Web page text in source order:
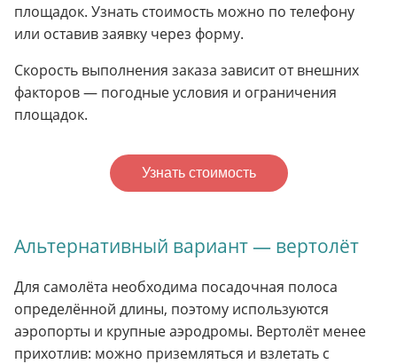
площадок. Узнать стоимость можно по телефону
или оставив заявку через форму.
Скорость выполнения заказа зависит от внешних
факторов — погодные условия и ограничения
площадок.
Узнать стоимость
Альтернативный вариант — вертолёт
Для самолёта необходима посадочная полоса
определённой длины, поэтому используются
аэропорты и крупные аэродромы. Вертолёт менее
прихотлив: можно приземляться и взлетать с